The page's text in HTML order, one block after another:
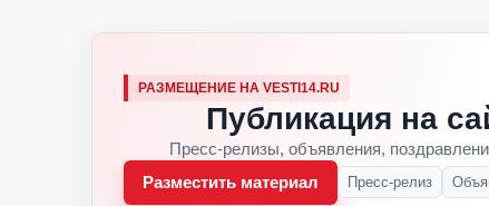
РАЗМЕЩЕНИЕ НА VESTI14.RU
Публикация на
Пресс-релизы, объявления,
Разместить материал
Пресс-релиз